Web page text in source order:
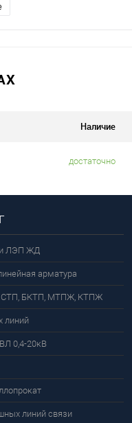
Наличие
достаточно
ЛЭП ЖД
арматура
СТП, БКТП, МТПЖ, КТПЖ
линий
0,4-20кВ
линий связи